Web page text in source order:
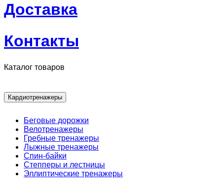
Доставка
Контакты
Каталог товаров
Кардиотренажеры
Беговые дорожки
Велотренажеры
Гребные тренажеры
Лыжные тренажеры
Спин-байки
Степперы и лестницы
Эллиптические тренажеры